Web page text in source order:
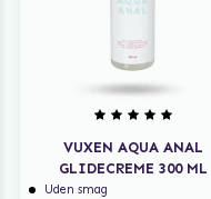
VUXEN AQUA ANAL
GLIDECREME 300 ML
Uden smag